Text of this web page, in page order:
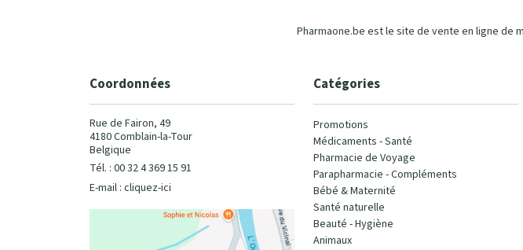
Pharmaone.be est le site de vente en ligne de
Coordonnées
Rue de Fairon, 49
4180 Comblain-la-Tour
Belgique
Tél. : 00 32 4 369 15 91
E-mail : cliquez-ici
Catégories
Promotions
Médicaments - Santé
Pharmacie de Voyage
Parapharmacie - Compléments
Bébé & Maternité
Santé naturelle
Beauté - Hygiène
Animaux